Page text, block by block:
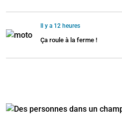
Il y a 12 heures
Ça roule à la ferme !